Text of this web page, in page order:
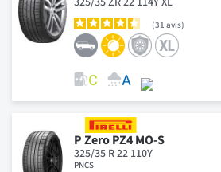
31 avis
P Zero PZ4 MO-S
325/35 R 22 110Y
PNCS